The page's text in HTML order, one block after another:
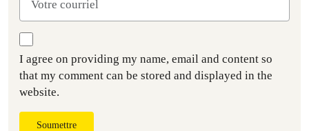
I agree on providing my name, email and content so
that my comment can be stored and displayed in the
website.
Soumettre